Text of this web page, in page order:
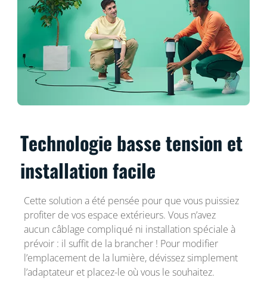
Technologie basse tension et
installation facile
Cette solution a été pensée pour que vous puissiez
profiter de vos espace extérieurs. Vous n’avez
aucun câblage compliqué ni installation spéciale à
prévoir : il suffit de la brancher ! Pour modifier
l’emplacement de la lumière, dévissez simplement
l’adaptateur et placez-le où vous le souhaitez.